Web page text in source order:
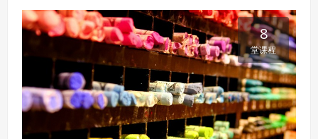
8
堂课程
使用 Facebook 帳號登入
使用 Google 帳號登入
使用 Facebook 帳號註冊
使用 Google 帳號註冊
緣會員有意願吉寶知識系統（本系統），經註冊本
系統表示您同意會員合約：
一、定義條款